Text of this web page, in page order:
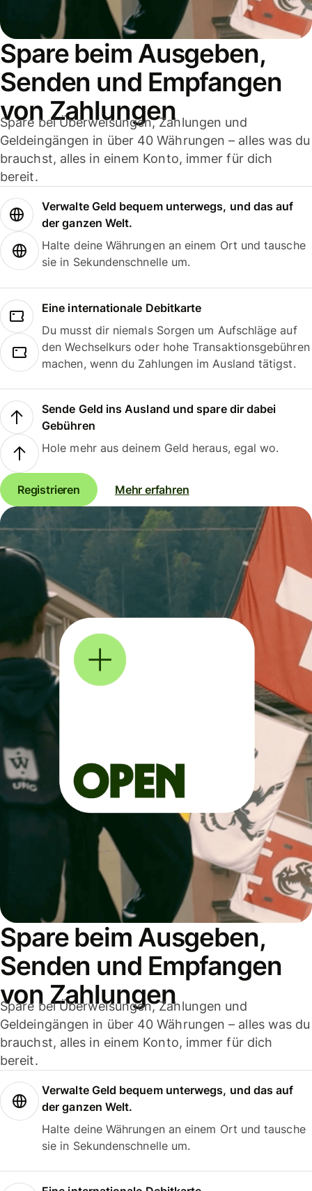
Spare beim Ausgeben,
Senden und Empfangen
von Zahlungen
Spare bei Überweisungen, Zahlungen und
Geldeingängen in über 40 Währungen – alles was du
brauchst, alles in einem Konto, immer für dich
bereit.
Verwalte Geld bequem unterwegs, und das auf
der ganzen Welt.
Halte deine Währungen an einem Ort und tausche
sie in Sekundenschnelle um.
Eine internationale Debitkarte
Du musst dir niemals Sorgen um Aufschläge auf
den Wechselkurs oder hohe Transaktionsgebühren
machen, wenn du Zahlungen im Ausland tätigst.
Sende Geld ins Ausland und spare dir dabei
Gebühren
Hole mehr aus deinem Geld heraus, egal wo.
Registrieren Mehr erfahren
Spare beim Ausgeben,
Senden und Empfangen
von Zahlungen
Spare bei Überweisungen, Zahlungen und
Geldeingängen in über 40 Währungen – alles was du
brauchst, alles in einem Konto, immer für dich
bereit.
Verwalte Geld bequem unterwegs, und das auf
der ganzen Welt.
Halte deine Währungen an einem Ort und tausche
sie in Sekundenschnelle um.